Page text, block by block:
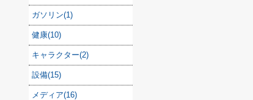
ガソリン(1)
健康(10)
キャラクター(2)
設備(15)
メディア(16)